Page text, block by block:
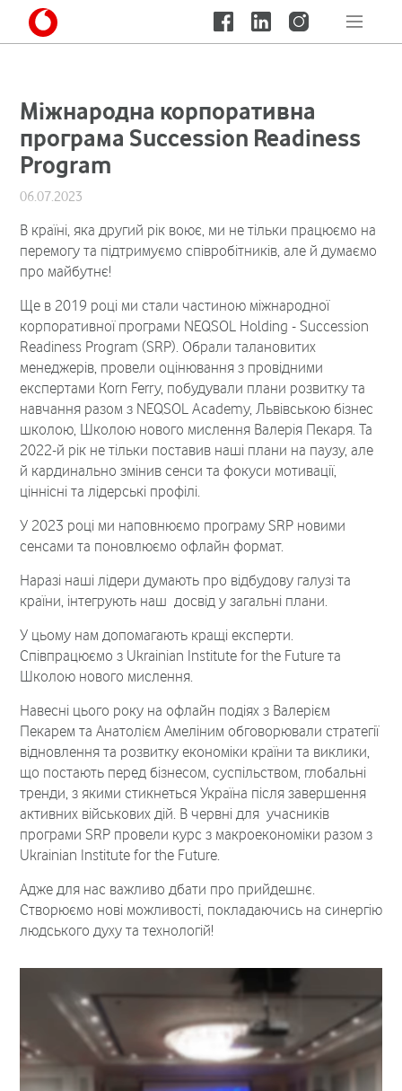
Міжнародна корпоративна
програма Succession Readiness
Program
06.07.2023
В країні, яка другий рік воює, ми не тільки працюємо на
перемогу та підтримуємо співробітників, але й думаємо
про майбутнє!
Ще в 2019 році ми стали частиною міжнародної
корпоративної програми NEQSOL Holding - Succession
Readiness Program (SRP). Обрали талановитих
менеджерів, провели оцінювання з провідними
експертами Korn Ferry, побудували плани розвитку та
навчання разом з NEQSOL Academy, Львівською бізнес
школою, Школою нового мислення Валерія Пекаря. Та
2022-й рік не тільки поставив наші плани на паузу, але
й кардинально змінив сенси та фокуси мотивації,
ціннісні та лідерські профілі.
У 2023 році ми наповнюємо програму SRP новими
сенсами та поновлюємо офлайн формат.
Наразі наші лідери думають про відбудову галузі та
країни, інтегрують наш досвід у загальні плани.
У цьому нам допомагають кращі експерти.
Співпрацюємо з Ukrainian Institute for the Future та
Школою нового мислення.
Навесні цього року на офлайн подіях з Валерієм
Пекарем та Анатолієм Амеліним обговорювали стратегії
відновлення та розвитку економіки країни та виклики,
що постають перед бізнесом, суспільством, глобальні
тренди, з якими стикнеться Україна після завершення
активних військових дій. В червні для учасників
програми SRP провели курс з макроекономіки разом з
Ukrainian Institute for the Future.
Адже для нас важливо дбати про прийдешнє.
Створюємо нові можливості, покладаючись на синергію
людського духу та технологій!